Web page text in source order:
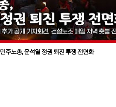
민주노총, 윤석열 정권 퇴진 투쟁 전면화